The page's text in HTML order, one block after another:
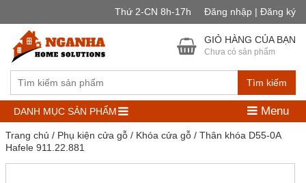
Thứ 2-CN 8h-17h Đăng nhập | Đăng ký
Tìm kiếm
GIỎ HÀNG CỦA BẠN
Chưa có sản phẩm
DANH MỤC SẢN PHẨM Menu
Trang chủ / Phụ kiện cửa gỗ/ Khóa cửa gỗ/ Thân khóa D55-0A
Hafele 911.22.881